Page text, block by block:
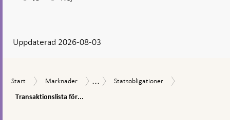
visas
Uppdaterad 2026-08-03
Start
Start Marknader
Marknader
Innehav
... Statsobligationer
Statsobligationer
Transaktionslista för...